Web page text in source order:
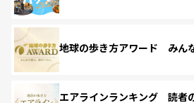
地球の歩き方アワード みん
エアラインランキング 読者